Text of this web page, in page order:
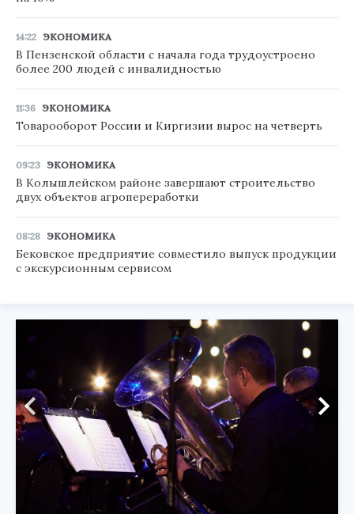
14:22 ЭКОНОМИКА
В Пензенской области с начала года трудоустроено
более 200 людей с инвалидностью
11:36 ЭКОНОМИКА
Товарооборот России и Киргизии вырос на четверть
09:23 ЭКОНОМИКА
В Колышлейском районе завершают строительство
двух объектов агропереработки
08:28 ЭКОНОМИКА
Бековское предприятие совместило выпуск продукции
с экскурсионным сервисом